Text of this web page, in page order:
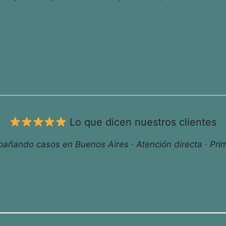
Lo que dicen nuestros clientes
casos en Buenos Aires · Atención directa ·